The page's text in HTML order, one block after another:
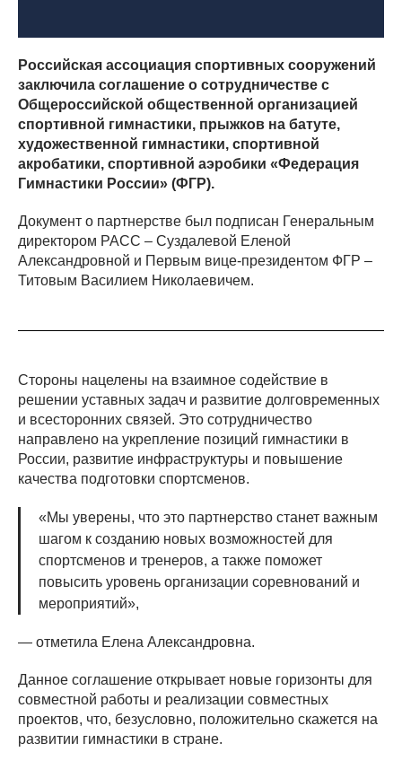
Российская ассоциация спортивных сооружений
заключила соглашение о сотрудничестве с
Общероссийской общественной организацией
спортивной гимнастики, прыжков на батуте,
художественной гимнастики, спортивной
акробатики, спортивной аэробики «Федерация
Гимнастики России» (ФГР).
Документ о партнерстве был подписан Генеральным
директором РАСС – Суздалевой Еленой
Александровной и Первым вице-президентом ФГР –
Титовым Василием Николаевичем.
Стороны нацелены на взаимное содействие в
решении уставных задач и развитие долговременных
и всесторонних связей. Это сотрудничество
направлено на укрепление позиций гимнастики в
России, развитие инфраструктуры и повышение
качества подготовки спортсменов.
«Мы уверены, что это партнерство станет важным
шагом к созданию новых возможностей для
спортсменов и тренеров, а также поможет
повысить уровень организации соревнований и
мероприятий»,
— отметила Елена Александровна.
Данное соглашение открывает новые горизонты для
совместной работы и реализации совместных
проектов, что, безусловно, положительно скажется на
развитии гимнастики в стране.